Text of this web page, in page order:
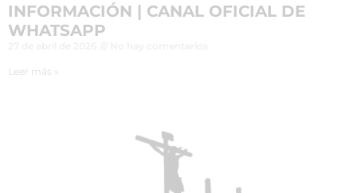
INFORMACIÓN | CANAL OFICIAL DE
WHATSAPP
Leer más »